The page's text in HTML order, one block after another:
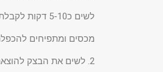
לשים כ5-10 דקות לקבלת בצק יפה.
מכסים ומתפיחים
2. לשים את הבצק להוצאת האוויר ומחלקים ל- 4 כדורים.